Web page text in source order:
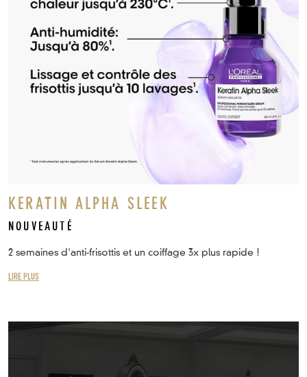
KERATIN ALPHA SLEEK
NOUVEAUTÉ
2 semaines d'anti-frisottis et un coiffage 3x plus rapide !
LIRE PLUS